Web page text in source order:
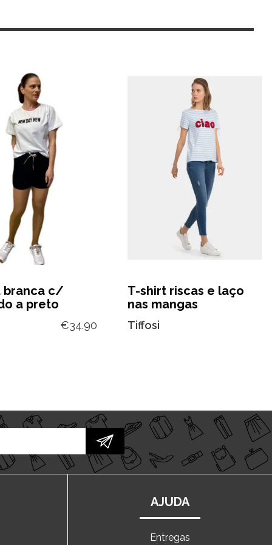
branca c/
a preto
€34.90
T-shirt riscas e laço
nas mangas
Tiffosi
AJUDA
Entregas